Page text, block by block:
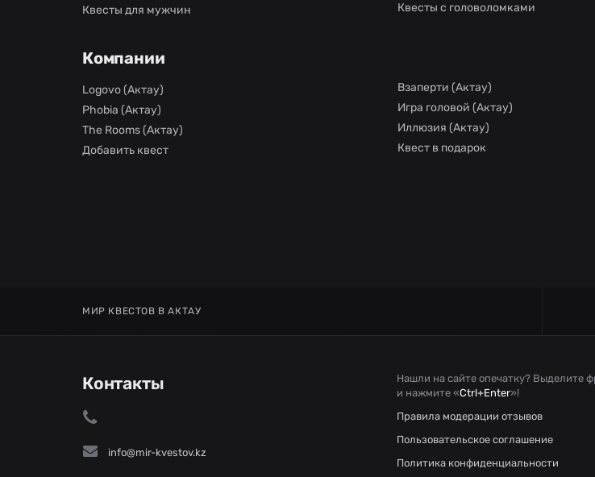
Квесты для мужчин
Квесты с головоломками
Компании
Logovo (Актау)
Phobia (Актау)
The Rooms (Актау)
Взаперти (Актау)
Игра головой (Актау)
Иллюзия (Актау)
Добавить квест Квест в подарок
МИР КВЕСТОВ В АКТАУ
Контакты
info@mir-kvestov.kz
Нашли на сайте опечатку? Выделите
и нажмите «Ctrl+Enter»!
Правила модерации отзывов
Пользовательское соглашение
Политика конфиденциальности